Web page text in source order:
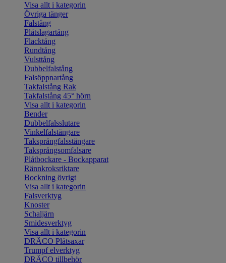
Visa allt i kategorin
Övriga tänger
Falstång
Plåtslagartång
Flacktång
Rundtång
Vulsttång
Dubbelfalstång
Falsöppnartång
Takfalstång Rak
Takfalstång 45° hörn
Visa allt i kategorin
Bender
Dubbelfalsslutare
Vinkelfalstängare
Taksprångfalsstängare
Taksprångsomfalsare
Plåtbockare - Bockapparat
Rännkroksriktare
Bockning övrigt
Visa allt i kategorin
Falsverktyg
Knoster
Schaljärn
Smidesverktyg
Visa allt i kategorin
DRÄCO Plåtsaxar
Trumpf elverktyg
DRÄCO tillbehör